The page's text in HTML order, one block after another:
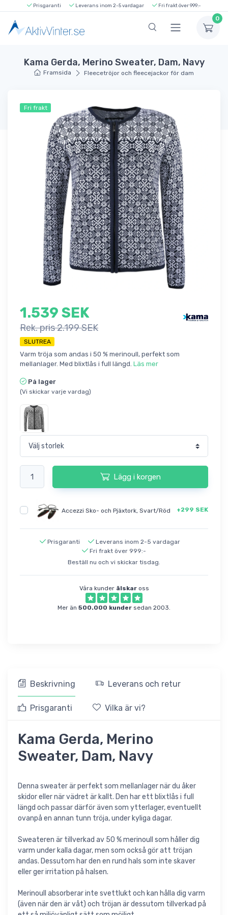
Prisgaranti Leverans inom 2-5 vardagar Fri frakt över 999:-
0
Kama Gerda, Merino Sweater, Dam, Navy
Framsida Fleecetröjor och fleecejackor för dam
Fri frakt
1.539 SEK
Rek. pris 2.199 SEK
SLUTREA
Varm tröja som andas i 50 % merinoull, perfekt som
mellanlager. Med blixtlås i full längd. Läs mer
På lager
(Vi skickar varje vardag)
Lägg i korgen
Accezzi Sko- och Pjäxtork, Svart/Röd +299 SEK
Prisgaranti
Leverans inom 2-5 vardagar
Fri frakt över 999:-
Beställ nu och vi skickar tisdag.
Våra kunder älskaross
Mer än 500.000 kunder sedan 2003.
Beskrivning Leverans och retur
Prisgaranti Vilka är vi?
Kama Gerda, Merino
Sweater, Dam, Navy
Denna sweater är perfekt som mellanlager när du åker
skidor eller när vädret är kallt. Den har ett blixtlås i full
längd och passar därför även som ytterlager, eventuellt
ovanpå en annan tunn tröja, under kyliga dagar.
Sweateren är tillverkad av 50 % merinoull som håller dig
varm under kalla dagar, men som också gör att tröjan
andas. Dessutom har den en rund hals som inte skaver
eller ger irritation på halsen.
Merinoull absorberar inte svettlukt och kan hålla dig varm
(även när den är våt) och tröjan är dessutom tillverkad på